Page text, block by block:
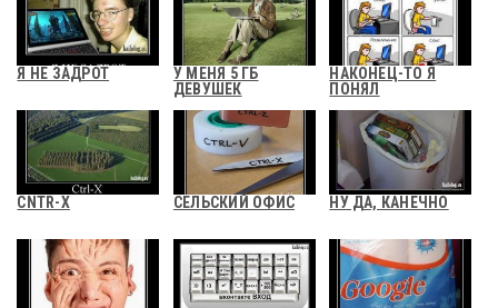
Я НЕ ЗАДРОТ
У МЕНЯ 5 ГБ
ДЕВУШЕК
НАКОНЕЦ-ТО Я
ПОНЯЛ
CNTR-X СЕЛЬСКИЙ ОФИС НУ ДА, КАНЕЧНО